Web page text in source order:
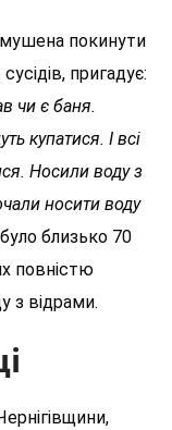
покинути
пригадує:
чи є баня.
купатися. І всі
Носили воду з
носити воду
близько 70
повністю
з відрами.